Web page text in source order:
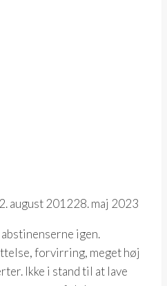
2. august 201228. maj 2023
igen.
forvirring, meget høj
Ikke i stand til at lave